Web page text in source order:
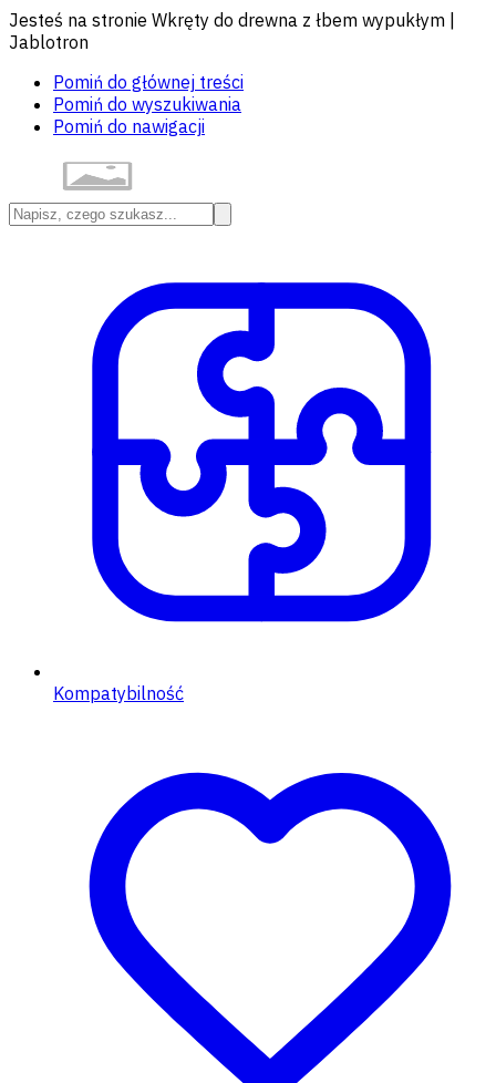
Jesteś na stronie Wkręty do drewna z łbem wypukłym |
Jablotron
Pomiń do głównej treści
Pomiń do wyszukiwania
Pomiń do nawigacji
Kompatybilność